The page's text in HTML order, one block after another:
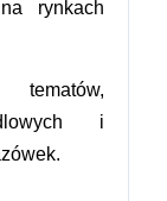
rynkach
i